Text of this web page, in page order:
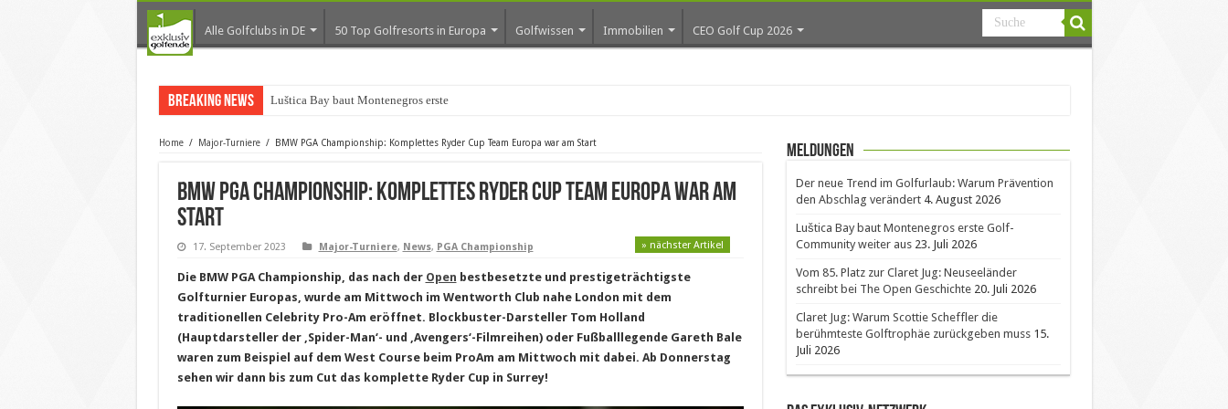
Alle Golfclubs in DE 50 Top Golfresorts in Europa Golfwissen Immobilien CEO Golf Cup 2026
Breaking News Luštica Bay baut Montenegros erste Golf-Community weiter aus
Home / Major-Turniere / BMW PGA Championship: Komplettes Ryder Cup Team Europa war am Start
BMW PGA Championship: Komplettes Ryder Cup Team Europa war am
Start
17. September 2023 Major-Turniere, News, PGA Championship » nächster Artikel
Die BMW PGA Championship, das nach der Open bestbesetzte und prestigeträchtigste
Golfturnier Europas, wurde am Mittwoch im Wentworth Club nahe London mit dem
traditionellen Celebrity Pro-Am eröffnet. Blockbuster-Darsteller Tom Holland
(Hauptdarsteller der ‚Spider-Man‘- und ‚Avengers‘-Filmreihen) oder Fußballlegende Gareth Bale
waren zum Beispiel auf dem West Course beim ProAm am Mittwoch mit dabei. Ab Donnerstag
sehen wir dann bis zum Cut das komplette Ryder Cup in Surrey!
Meldungen
Der neue Trend im Golfurlaub: Warum Prävention
den Abschlag verändert 4. August 2026
Luštica Bay baut Montenegros erste Golf-
Community weiter aus 23. Juli 2026
Vom 85. Platz zur Claret Jug: Neuseeländer
schreibt bei The Open Geschichte 20. Juli 2026
Claret Jug: Warum Scottie Scheffler die
berühmteste Golftrophäe zurückgeben muss 15.
Juli 2026